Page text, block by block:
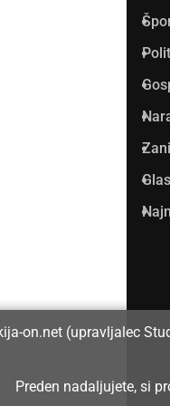
on.net (upravljalec
Preden nadaljujete, si